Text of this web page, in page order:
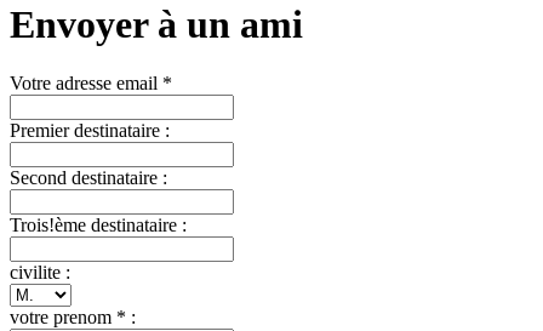
Envoyer à un ami
Votre adresse email *
Premier destinataire :
Second destinataire :
Trois!ème destinataire :
civilite :
votre prenom * :